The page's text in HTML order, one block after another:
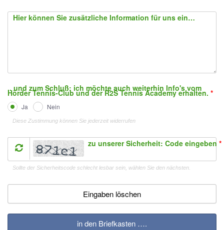
Hier können Sie zusätzliche Information für uns eingeben:
.. und zum Schluß: ich möchte auch weiterhin Info's vom
Hörder Tennis-Club und der R2S Tennis Academy erhalten. *
Ja Nein
Diese Zustimmung können Sie jederzeit widerrufen
zu unserer Sicherheit: Code eingeben *
Sollte der Sicherheitscode schlecht lesbar sein, wählen Sie den nächsten.
Eingaben löschen
in den Briefkasten ….